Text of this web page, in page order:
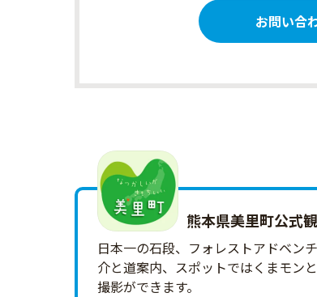
お問い合
熊本県美里町公式
日本一の石段、フォレストアドベン
介と道案内、スポットではくまモン
撮影ができます。